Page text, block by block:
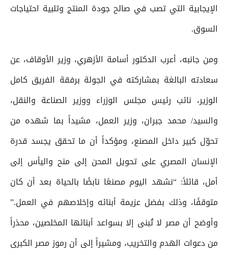
الإيجابية التي تصب في صالح جودة المنتج وتلبية احتياجات
السوق.
ومن جانبه، أعرب الدكتور أسامة الأزهري، وزير الأوقاف، عن
سعادته البالغة بمشاركته في الجولة برفقة الفريق كامل
الوزير، نائب رئيس مجلس الوزراء ووزير الصناعة والنقل،
والسيد/ محمد جبران، وزير العمل، مشيداً بما شهده من
تحوّل كبير داخل المصنع، ومؤكداً أن ما تحقق يجسد قدرة
الإنسان المصري على تحويل المحن إلى منح واليأس إلى
أمل، قائلاً: “نشهد اليوم مصنعًا نابضًا بالحياة بعد أن كان
متوقفًا، وذلك بفضل عزيمة أبنائه وإخلاصهم في العمل.”
وأوضح أن مصر لا تُبنى إلا بسواعد أبنائها المخلصين، محذراً
من دعوات الهدم والتخريب، ومشيراً إلى أن رموز مصر الكبرى